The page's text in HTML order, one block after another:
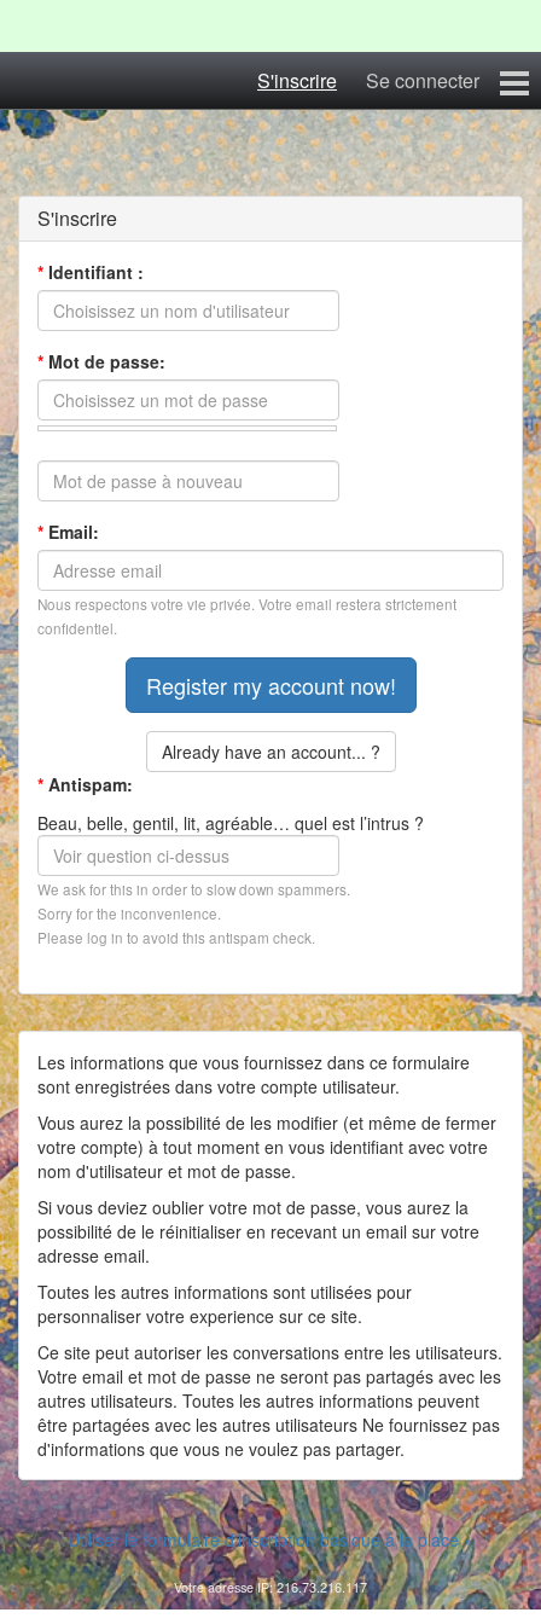
S'inscrire Se connecter
Coye29
Blog
Albums
Contact
S'inscrire
S'inscrire
* Identifiant :
* Mot de passe:
* Email:
Nous respectons votre vie privée. Votre email restera strictement
confidentiel.
Already have an account... ?
* Antispam:
Beau, belle, gentil, lit, agréable… quel est l’intrus ?
We ask for this in order to slow down spammers.
Sorry for the inconvenience.
Please log in to avoid this antispam check.
Les informations que vous fournissez dans ce formulaire
sont enregistrées dans votre compte utilisateur.
Vous aurez la possibilité de les modifier (et même de fermer
votre compte) à tout moment en vous identifiant avec votre
nom d'utilisateur et mot de passe.
Si vous deviez oublier votre mot de passe, vous aurez la
possibilité de le réinitialiser en recevant un email sur votre
adresse email.
Toutes les autres informations sont utilisées pour
personnaliser votre experience sur ce site.
Ce site peut autoriser les conversations entre les utilisateurs.
Votre email et mot de passe ne seront pas partagés avec les
autres utilisateurs. Toutes les autres informations peuvent
être partagées avec les autres utilisateurs Ne fournissez pas
d'informations que vous ne voulez pas partager.
Utiliser le formulaire d'inscription basique à la place »
Votre adresse IP: 216.73.216.117